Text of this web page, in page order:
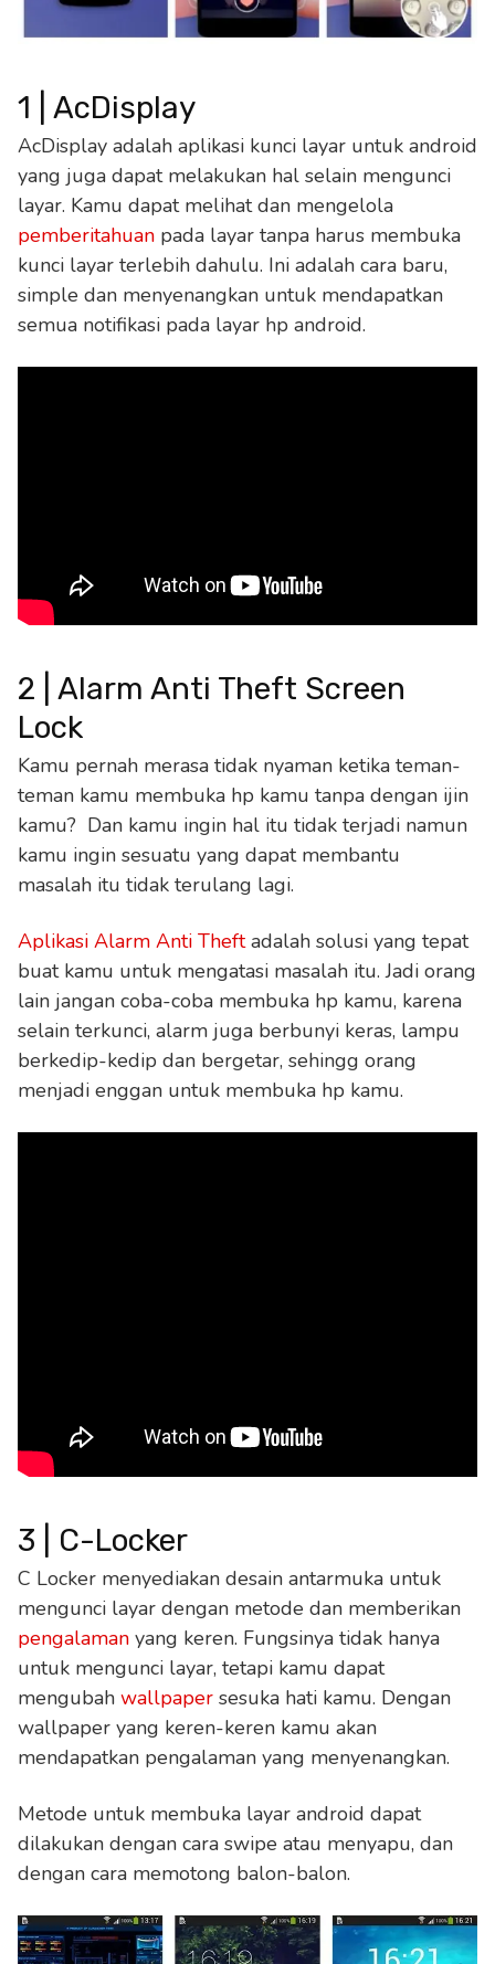
1 | AcDisplay
AcDisplay adalah aplikasi kunci layar untuk android
yang juga dapat melakukan hal selain mengunci
layar. Kamu dapat melihat dan mengelola
pemberitahuan pada layar tanpa harus membuka
kunci layar terlebih dahulu. Ini adalah cara baru,
simple dan menyenangkan untuk mendapatkan
semua notifikasi pada layar hp android.
2 | Alarm Anti Theft Screen
Lock
Kamu pernah merasa tidak nyaman ketika teman-
teman kamu membuka hp kamu tanpa dengan ijin
kamu? Dan kamu ingin hal itu tidak terjadi namun
kamu ingin sesuatu yang dapat membantu
masalah itu tidak terulang lagi.
Aplikasi Alarm Anti Theftadalah solusi yang tepat
buat kamu untuk mengatasi masalah itu. Jadi orang
lain jangan coba-coba membuka hp kamu, karena
selain terkunci, alarm juga berbunyi keras, lampu
berkedip-kedip dan bergetar, sehingg orang
menjadi enggan untuk membuka hp kamu.
3 | C-Locker
C Locker menyediakan desain antarmuka untuk
mengunci layar dengan metode dan memberikan
pengalaman yang keren. Fungsinya tidak hanya
untuk mengunci layar, tetapi kamu dapat
mengubah wallpaper sesuka hati kamu. Dengan
wallpaper yang keren-keren kamu akan
mendapatkan pengalaman yang menyenangkan.
Metode untuk membuka layar android dapat
dilakukan dengan cara swipe atau menyapu, dan
dengan cara memotong balon-balon.